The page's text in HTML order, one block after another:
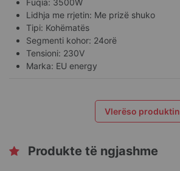
Lidhja me rrjetin: Me prizë shuko
Tipi: Kohëmatës
Segmenti kohor: 24orë
Tensioni: 230V
Marka: EU energy
Vlerëso produktin
Produkte të ngjashme